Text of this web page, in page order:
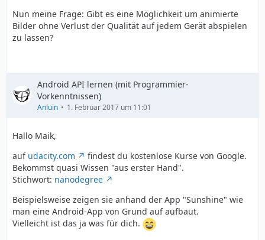
Nun meine Frage: Gibt es eine Möglichkeit um animierte
Bilder ohne Verlust der Qualität auf jedem Gerät abspielen
zu lassen?
Android API lernen (mit Programmier-
Vorkenntnissen)
Anluin 1. Februar 2017 um 11:01
Hallo Maik,
auf udacity.com
findest du kostenlose Kurse von Google.
Bekommst quasi Wissen "aus erster Hand".
Stichwort: nanodegree
Beispielsweise zeigen sie anhand der App "Sunshine" wie
man eine Android-App von Grund auf aufbaut.
Vielleicht ist das ja was für dich.